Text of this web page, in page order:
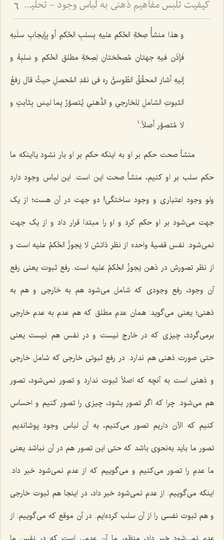
کیفیت تلبس مفاهیم ذهنی به لباس وجود - تحلیل نسبت میان مفاهیم اعتباری و حقیقت وجود در ذهن 6
و هذا منشأُ صِحّةِ الحُکمِ علیهِ بِسلبِ الحُکمِ أو بِإیجابِ سلَبهِ
فَإذَن فیهِ جهتانِ مُصحِّحَتانِ لِصِحّةِ مطلقِ الحُکمِ و سَلبِهُ و
إلیهِ أشارَ المحقِّقُ الطّوسیُّ ره فی نقدِ المُحصلِ حیثُ قال رَفعُ
الثبوتِ الشاملِ لِلخارجیِ و الذِّهنیِ یُتصوَّرُ بِما لیسَ بِثابتٍ و
لا مُتصوَّر أصلاً. 1
منشأ صحت حکم بر او به اینکه حکم بر او بار نشود یااینکه ما
حکم سلب بر او کنیم، منشأ صحت این است. این لباس وجود دارد
ولو وجود اعتباری و وجود ساختگی! دو جهت در آن هست؛ از یک
جهت می‌شود بر او حکم کرد و او را مبتدا قرار داد و از یک جهت
نمی‌شود. نفس قضیۀ واحده از نظر ذاتش لا یَجوزُ الحُکمُ علیهاست و
از نظر تصورش در ذهنیَجوزُ الحُکمُ عَلیهاست. رفع ثبوت یعنی رفع
آن وجود، رفع وجودی که شامل می‌شود هم به خارجی و هم به
ذهنی؛ یعنی می‌گوید: همان عدم مطلق که هم عدم به عدم خارجی
برمی‌گردد، چیزی که در خارج نیست و در نفس هم نیست یعنی
حتی صورت ذهنی هم ندارد. در رفع ثبوتی خارجی که شامل خارجی
و ذهنی است به آنچه که اصلاً ثبوت ندارد و تصور نمی‌شود، تصور
هم می‌شود. چرا که اگر تصور بشود، چیزی را تصور کنیم و احساس
کنیم که الآن داریم تصور می‌کنیم، به آن لباس وجود پوشاندیم.
تصور ما باید به‌نحوی باشد که حتی این تصور هم در آن نباشد یعنی
ما عدم را تصور می‌کنیم و می‌گوییم که از عدم نمی‌شود خبر داد.
اینکه می‌گوییم: از عدم نمی‌شود خبر داد، در اینجا هم ثبوت خارجی
و هم ثبوت نفسی را از آن سلب کرده‌ایم. در آن موقع که می‌گوییم: از